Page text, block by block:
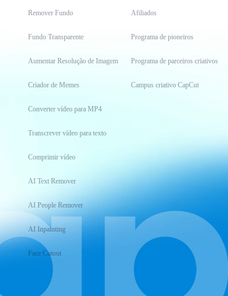
Remover Fundo
Fundo Transparente
Aumentar Resolução de Imagem
Criador de Memes
Converter vídeo para MP4
Transcrever vídeo para texto
Comprimir vídeo
AI Text Remover
AI People Remover
AI Inpainting
Face Cutout
Afiliados
Programa de pioneiros
Programa de parceiros criativos
Campus criativo CapCut